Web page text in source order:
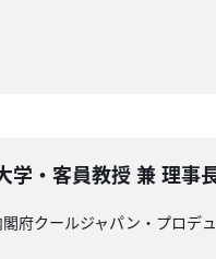
・客員教授 兼 理事
府クールジャパン・プロデ